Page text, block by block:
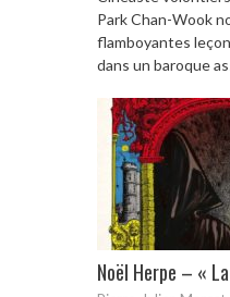
Park Chan-Wook
flamboyantes
dans un baroque
Noël Herpe – «